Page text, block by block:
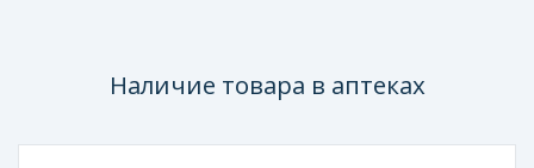
Наличие товара в аптеках